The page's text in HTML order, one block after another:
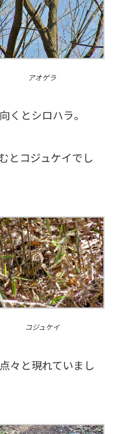
アオゲラ
くとシロハラ。
とコジュケイでし
コジュケイ
々と現れていまし